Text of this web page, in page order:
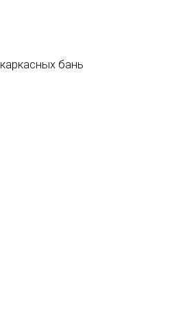
каркасных бань